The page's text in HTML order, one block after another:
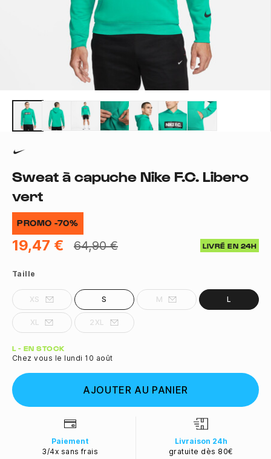
Sweat à capuche Nike F.C. Libero
vert
PROMO -70%
19,47 € 64,90 € LIVRÉ EN 24H
Taille
XS S M L
XL 2XL
Quantité
L - EN STOCK
Chez vous le lundi 10 août
AJOUTER AU PANIER
Paiement
3/4x sans frais
Livraison 24h
gratuite dès 80€